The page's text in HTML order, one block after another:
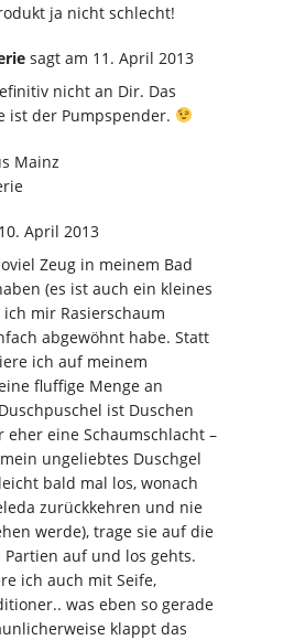
ja nicht schlecht!
sagt am 11. April 2013
nicht an Dir. Das
ist der Pumpspender.
Mainz
April 2013
Zeug in meinem Bad
(es ist auch ein kleines
ich mir Rasierschaum
abgewöhnt habe. Statt
ich auf meinem
fluffige Menge an
ist Duschen
eher eine Schaumschlacht –
ungeliebtes Duschgel
bald mal los, wonach
zurückkehren und nie
werde), trage sie auf die
auf und los gehts.
ich auch mit Seife,
was eben so gerade
klappt das